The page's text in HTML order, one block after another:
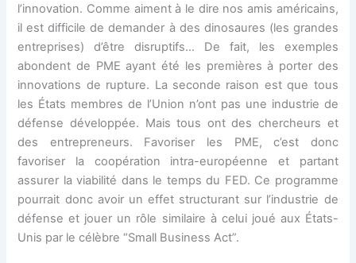
l’innovation. Comme aiment à le dire nos amis américains,
il est difficile de demander à des dinosaures (les grandes
entreprises) d’être disruptifs… De fait, les exemples
abondent de PME ayant été les premières à porter des
innovations de rupture. La seconde raison est que tous
les États membres de l’Union n’ont pas une industrie de
défense développée. Mais tous ont des chercheurs et
des entrepreneurs. Favoriser les PME, c’est donc
favoriser la coopération intra-européenne et partant
assurer la viabilité dans le temps du FED. Ce programme
pourrait donc avoir un effet structurant sur l’industrie de
défense et jouer un rôle similaire à celui joué aux États-
Unis par le célèbre “Small Business Act”.